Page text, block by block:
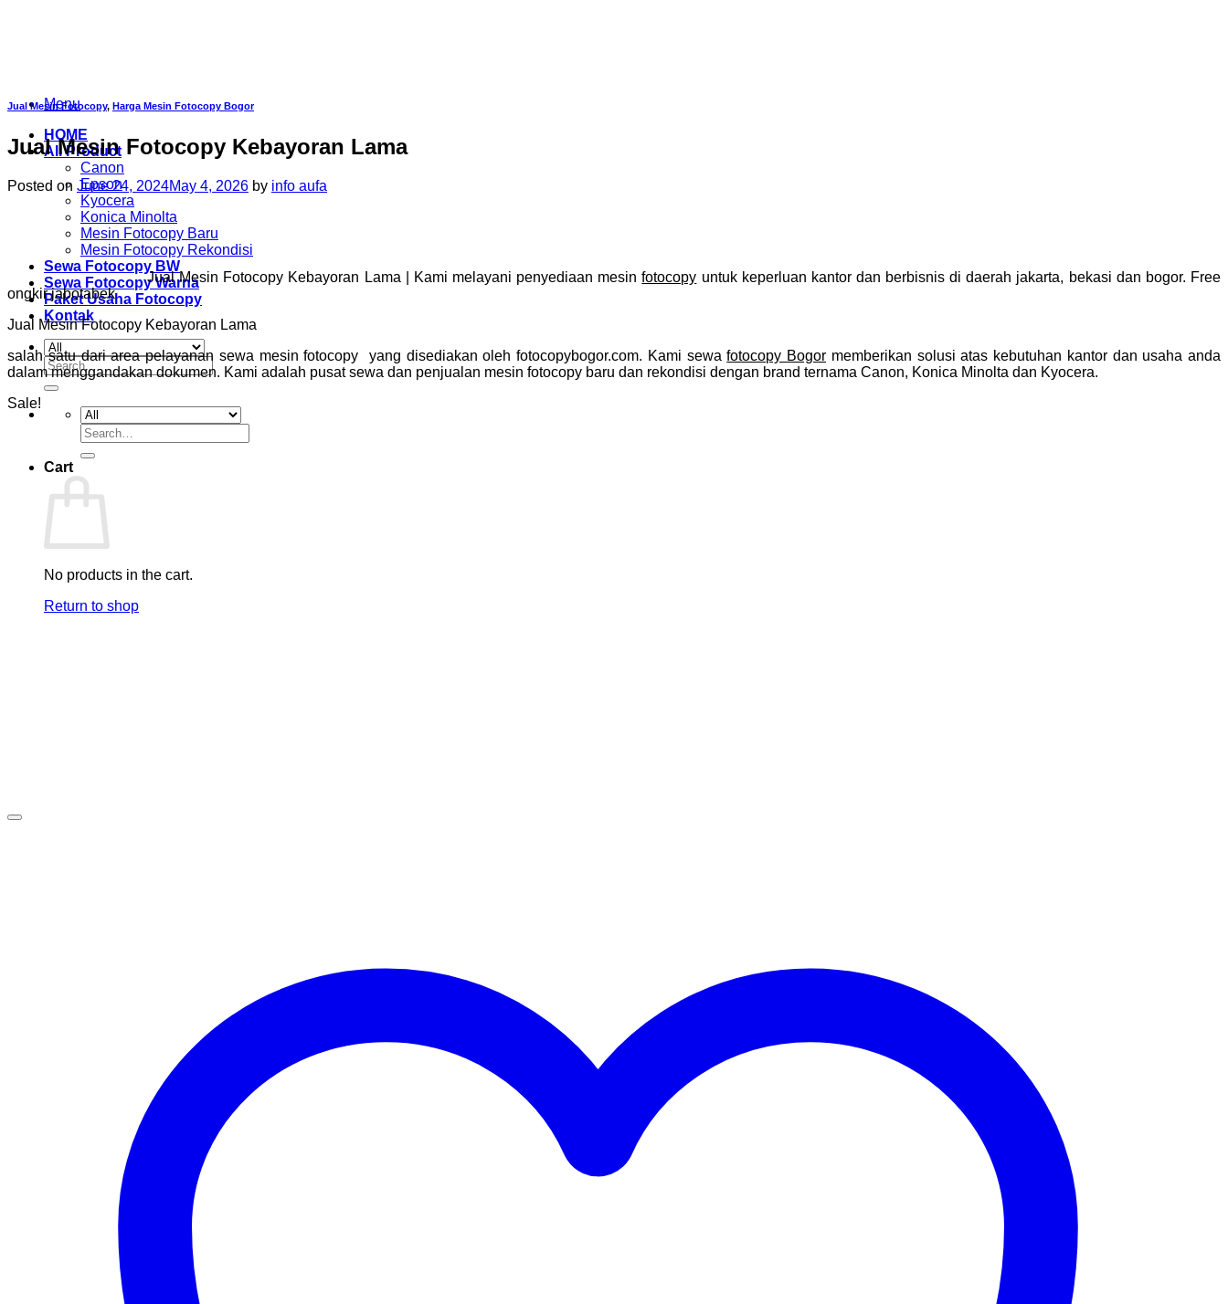
Menu
HOME
All Product
Canon
Epson
Kyocera
Konica Minolta
Mesin Fotocopy Baru
Mesin Fotocopy Rekondisi
Sewa Fotocopy BW
Sewa Fotocopy Warna
Paket Usaha Fotocopy
Kontak
Search
for:
Search
for:
Cart
No products in the cart.
Return to shop
Jual Mesin Fotocopy, Harga Mesin Fotocopy Bogor
Jual Mesin Fotocopy Kebayoran Lama
Posted on June 24, 2024May 4, 2026 by info aufa
Jual Mesin Fotocopy Kebayoran Lama | Kami melayani penyediaan mesinfotocopy untuk keperluan kantor dan berbisnis di daerah jakarta, bekasi dan bogor. Free
ongkir jabotabek
Jual Mesin Fotocopy Kebayoran Lama
salah satu dari area pelayanan sewa mesin fotocopy yang disediakan oleh fotocopybogor.com. Kami sewafotocopy Bogor memberikan solusi atas kebutuhan kantor dan usaha anda
dalam menggandakan dokumen. Kami adalah pusat sewa dan penjualan mesin fotocopy baru dan rekondisi dengan brand ternama Canon, Konica Minolta dan Kyocera.
Sale!